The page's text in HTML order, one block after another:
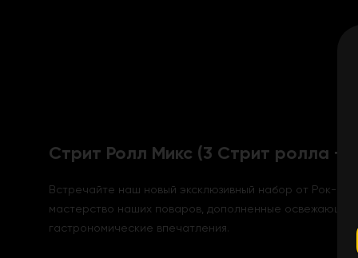
Стрит Ролл Микс (3 Стрит ролла +
Встречайте наш новый эксклюзивный набор от Рок-н-
мастерство наших поваров, дополненные освежающей
гастрономические впечатления.